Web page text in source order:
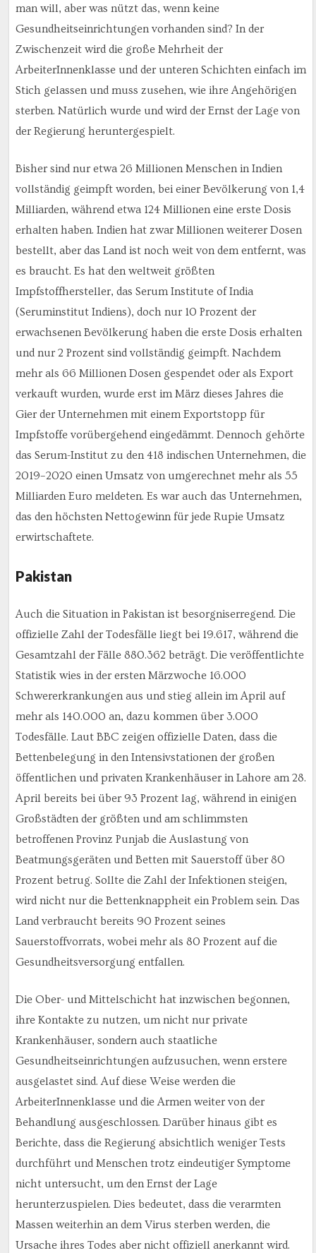
man will, aber was nützt das, wenn keine
Gesundheitseinrichtungen vorhanden sind? In der
Zwischenzeit wird die große Mehrheit der
ArbeiterInnenklasse und der unteren Schichten einfach im
Stich gelassen und muss zusehen, wie ihre Angehörigen
sterben. Natürlich wurde und wird der Ernst der Lage von
der Regierung heruntergespielt.
Bisher sind nur etwa 26 Millionen Menschen in Indien
vollständig geimpft worden, bei einer Bevölkerung von 1,4
Milliarden, während etwa 124 Millionen eine erste Dosis
erhalten haben. Indien hat zwar Millionen weiterer Dosen
bestellt, aber das Land ist noch weit von dem entfernt, was
es braucht. Es hat den weltweit größten
Impfstoffhersteller, das Serum Institute of India
(Seruminstitut Indiens), doch nur 10 Prozent der
erwachsenen Bevölkerung haben die erste Dosis erhalten
und nur 2 Prozent sind vollständig geimpft. Nachdem
mehr als 66 Millionen Dosen gespendet oder als Export
verkauft wurden, wurde erst im März dieses Jahres die
Gier der Unternehmen mit einem Exportstopp für
Impfstoffe vorübergehend eingedämmt. Dennoch gehörte
das Serum-Institut zu den 418 indischen Unternehmen, die
2019–2020 einen Umsatz von umgerechnet mehr als 55
Milliarden Euro meldeten. Es war auch das Unternehmen,
das den höchsten Nettogewinn für jede Rupie Umsatz
erwirtschaftete.
Pakistan
Auch die Situation in Pakistan ist besorgniserregend. Die
offizielle Zahl der Todesfälle liegt bei 19.617, während die
Gesamtzahl der Fälle 880.362 beträgt. Die veröffentlichte
Statistik wies in der ersten Märzwoche 16.000
Schwererkrankungen aus und stieg allein im April auf
mehr als 140.000 an, dazu kommen über 3.000
Todesfälle. Laut BBC zeigen offizielle Daten, dass die
Bettenbelegung in den Intensivstationen der großen
öffentlichen und privaten Krankenhäuser in Lahore am 28.
April bereits bei über 93 Prozent lag, während in einigen
Großstädten der größten und am schlimmsten
betroffenen Provinz Punjab die Auslastung von
Beatmungsgeräten und Betten mit Sauerstoff über 80
Prozent betrug. Sollte die Zahl der Infektionen steigen,
wird nicht nur die Bettenknappheit ein Problem sein. Das
Land verbraucht bereits 90 Prozent seines
Sauerstoffvorrats, wobei mehr als 80 Prozent auf die
Gesundheitsversorgung entfallen.
Die Ober- und Mittelschicht hat inzwischen begonnen,
ihre Kontakte zu nutzen, um nicht nur private
Krankenhäuser, sondern auch staatliche
Gesundheitseinrichtungen aufzusuchen, wenn erstere
ausgelastet sind. Auf diese Weise werden die
ArbeiterInnenklasse und die Armen weiter von der
Behandlung ausgeschlossen. Darüber hinaus gibt es
Berichte, dass die Regierung absichtlich weniger Tests
durchführt und Menschen trotz eindeutiger Symptome
nicht untersucht, um den Ernst der Lage
herunterzuspielen. Dies bedeutet, dass die verarmten
Massen weiterhin an dem Virus sterben werden, die
Ursache ihres Todes aber nicht offiziell anerkannt wird.